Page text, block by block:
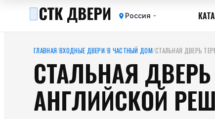
Россия
ГЛАВНАЯ/ВХОДНЫЕ ДВЕРИ/В ЧАСТНЫЙ ДОМ/СТАЛЬНАЯ ДВЕРЬ
СТАЛЬНАЯ
АНГЛИЙСКОЙ